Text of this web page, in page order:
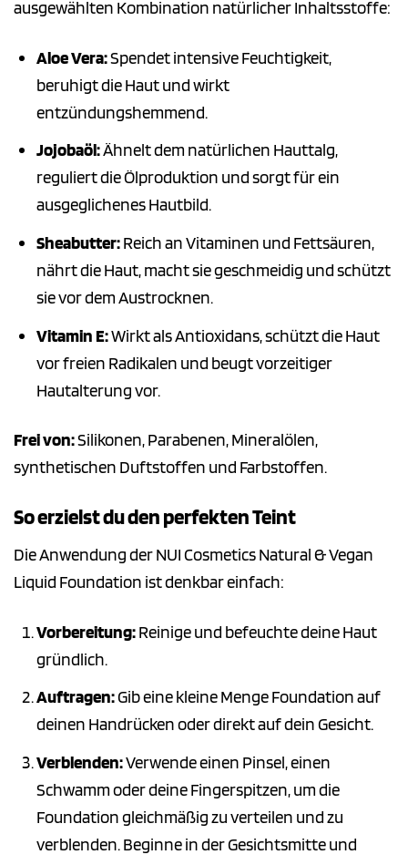
ausgewählten Kombination natürlicher Inhaltsstoffe:
Aloe Vera:Spendet intensive Feuchtigkeit,
beruhigt die Haut und wirkt
entzündungshemmend.
Jojobaöl:Ähnelt dem natürlichen Hauttalg,
reguliert die Ölproduktion und sorgt für ein
ausgeglichenes Hautbild.
Sheabutter:Reich an Vitaminen und Fettsäuren,
nährt die Haut, macht sie geschmeidig und schützt
sie vor dem Austrocknen.
Vitamin E:Wirkt als Antioxidans, schützt die Haut
vor freien Radikalen und beugt vorzeitiger
Hautalterung vor.
Frei von:Silikonen, Parabenen, Mineralölen,
synthetischen Duftstoffen und Farbstoffen.
So erzielst du den perfekten Teint
Die Anwendung der NUI Cosmetics Natural & Vegan
Liquid Foundation ist denkbar einfach:
Vorbereitung:Reinige und befeuchte deine Haut
gründlich.
Auftragen:Gib eine kleine Menge Foundation auf
deinen Handrücken oder direkt auf dein Gesicht.
Verblenden:Verwende einen Pinsel, einen
Schwamm oder deine Fingerspitzen, um die
Foundation gleichmäßig zu verteilen und zu
verblenden. Beginne in der Gesichtsmitte und